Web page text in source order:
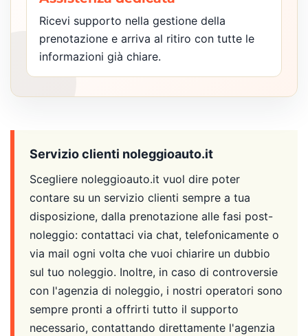
Ricevi supporto nella gestione della
prenotazione e arriva al ritiro con tutte le
informazioni già chiare.
Servizio clienti noleggioauto.it
Scegliere noleggioauto.it vuol dire poter
contare su un servizio clienti sempre a tua
disposizione, dalla prenotazione alle fasi post-
noleggio: contattaci via chat, telefonicamente o
via mail ogni volta che vuoi chiarire un dubbio
sul tuo noleggio. Inoltre, in caso di controversie
con l'agenzia di noleggio, i nostri operatori sono
sempre pronti a offrirti tutto il supporto
necessario, contattando direttamente l'agenzia